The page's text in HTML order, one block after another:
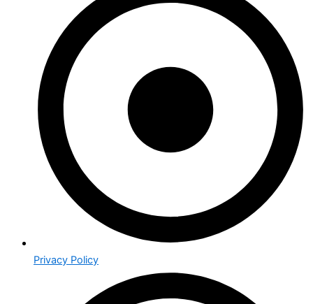
Privacy Policy